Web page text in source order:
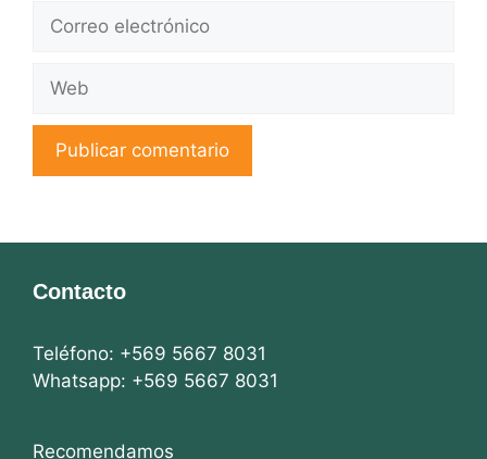
electrónico
Contacto
Teléfono: +569 5667 8031
Whatsapp: +569 5667 8031
Recomendamos